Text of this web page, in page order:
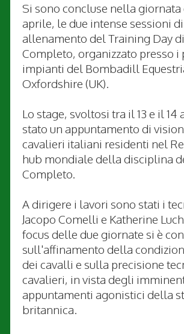
Si sono concluse nella giornata
aprile, le due intense sessioni di
allenamento del Training Day
Completo, organizzato presso i
impianti del Bombadill
Oxfordshire (UK).
Lo stage, svoltosi tra il 13 e il 14
stato un appuntamento di
cavalieri italiani residenti nel
hub mondiale della disciplina
Completo.
A dirigere i lavori sono stati i
Jacopo Comelli e Katherine
focus delle due giornate si è
sull'affinamento della
dei cavalli e sulla precisione
cavalieri, in vista degli
appuntamenti agonistici della
britannica.